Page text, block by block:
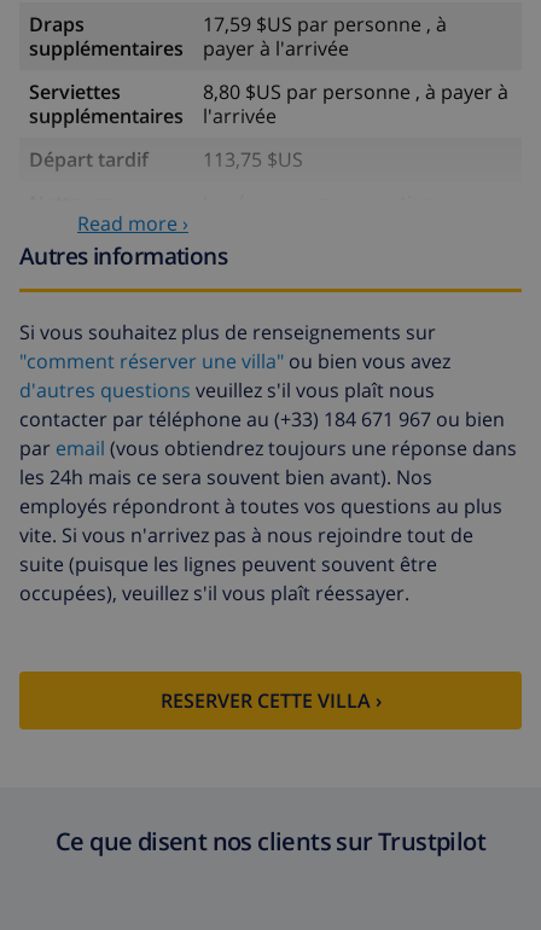
Draps
supplémentaires
17,59 $US par personne , à
payer à l'arrivée
Serviettes
supplémentaires
8,80 $US par personne , à payer à
l'arrivée
Départ tardif
113,75 $US
supplémentaire
Fonds
d'annulation:
4.80% du montant total
Read more ›
Autres informations
Si vous souhaitez plus de renseignements sur
"comment réserver une villa" ou bien vous avez
d'autres questions veuillez s'il vous plaît nous
contacter par téléphone au (+33) 184 671 967 ou bien
par email (vous obtiendrez toujours une réponse dans
les 24h mais ce sera souvent bien avant). Nos
employés répondront à toutes vos questions au plus
vite. Si vous n'arrivez pas à nous rejoindre tout de
suite (puisque les lignes peuvent souvent être
occupées), veuillez s'il vous plaît réessayer.
RESERVER CETTE VILLA ›
Ce que disent nos clients sur Trustpilot